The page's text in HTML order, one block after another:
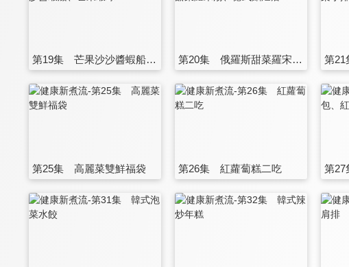
第19集 芒果沙沙醬蝦船、芒果蝦球 第20集 俄羅斯甜菜羅宋湯、德式麵疙瘩
第25集 高麗菜雙鮮福袋 第26集 紅蘿蔔糕二吃